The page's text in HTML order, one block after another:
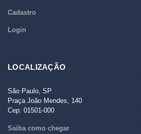
Cadastro
Login
LOCALIZAÇÃO
São Paulo, SP
Praça João Mendes, 140
Cep: 01501-000
Saiba como chegar